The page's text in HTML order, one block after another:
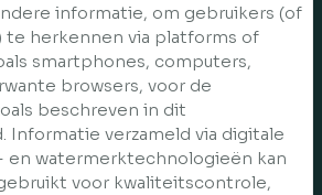
informatie, om gebruikers (of
te herkennen via platforms of
smartphones, computers,
browsers, voor de
beschreven in dit
Informatie verzameld via digitale
en watermerktechnologieën kan
voor kwaliteitscontrole,